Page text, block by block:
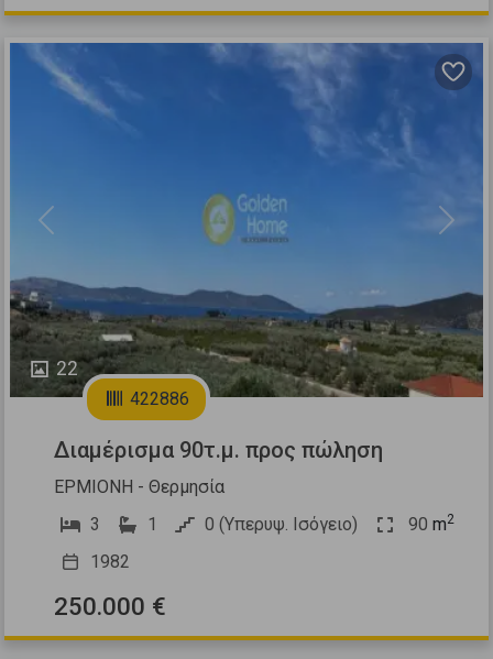
22
Previous Next
422886
Διαμέρισμα 90τ.μ. προς πώληση
ΕΡΜΙΟΝΗ - Θερμησία
3
1 0 (Υπερυψ. Ισόγειο) 90 m2
1982
250.000 €